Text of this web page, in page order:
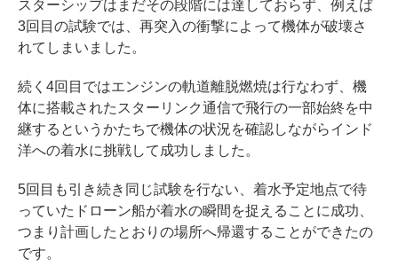
スターシップはまだその段階には達しておらず、例えば
3回目の試験では、再突入の衝撃によって機体が破壊さ
れてしまいました。
続く4回目ではエンジンの軌道離脱燃焼は行なわず、機
体に搭載されたスターリンク通信で飛行の一部始終を中
継するというかたちで機体の状況を確認しながらインド
洋への着水に挑戦して成功しました。
5回目も引き続き同じ試験を行ない、着水予定地点で待
っていたドローン船が着水の瞬間を捉えることに成功、
つまり計画したとおりの場所へ帰還することができたの
です。